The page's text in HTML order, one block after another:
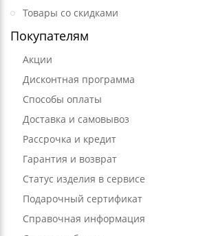
Товары со скидками
Покупателям
Акции
Дисконтная программа
Способы оплаты
Доставка и самовывоз
Рассрочка и кредит
Гарантия и возврат
Статус изделия в сервисе
Подарочный сертификат
Справочная информация